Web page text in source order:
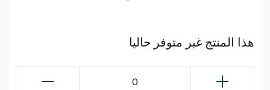
هذا المنتج غير متوفر حاليا
0